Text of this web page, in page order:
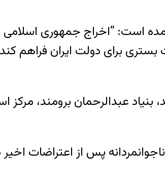
آمده است: “اخراج جمهوری
بستری برای دولت ایران فراهم
بنیاد عبدالرحمان برومند،
پس از اعتراضات اخیر